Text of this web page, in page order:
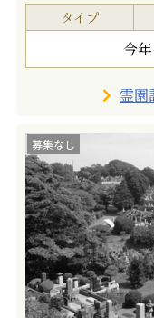
タイプ
今
霊園
募集なし